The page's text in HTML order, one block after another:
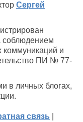
Сергей
соблюдением
коммуникаций и
ПИ № 77-
в личных блогах,
связь